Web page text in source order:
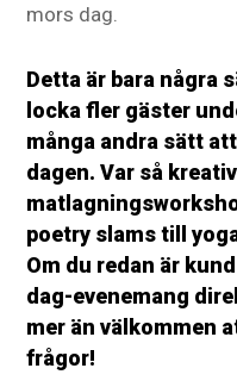
mors dag.
Detta är bara några
locka fler gäster
många andra sätt
dagen. Var så
poetry slams till
Om du redan är
dag-evenemang
mer än välkommen
frågor!